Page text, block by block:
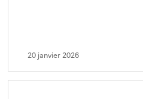
20 janvier 2026